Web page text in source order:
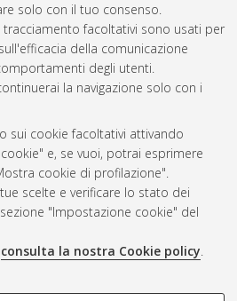
solo con il tuo consenso.
facoltativi sono usati per
della comunicazione
degli utenti.
la navigazione solo con i
sui cookie facoltativi attivando
e, se vuoi, potrai esprimere
cookie di profilazione".
scelte e verificare lo stato dei
"Impostazione cookie" del
consulta la nostra Cookie policy.
generata ilSat Aug 8 08:09:46 2026
CEST